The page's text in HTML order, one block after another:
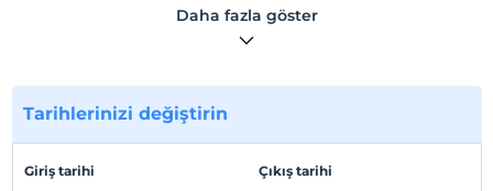
tesis, klima ve düz ekran TV ile donatılmış odalar
sunmaktadır. Hotel Denizkumu'nun odalarının tamamı
kurutma makineli özel banyo mevcuttur. Bazı odalar
deniz manzaralıdır. Günlük kahvaltı açık büfe olarak
Mersin-Antalya kara yolunun hemen yanında yer alan
Daha fazla göster
Tarihlerinizi değiştirin
Giriş tarihi Çıkış tarihi